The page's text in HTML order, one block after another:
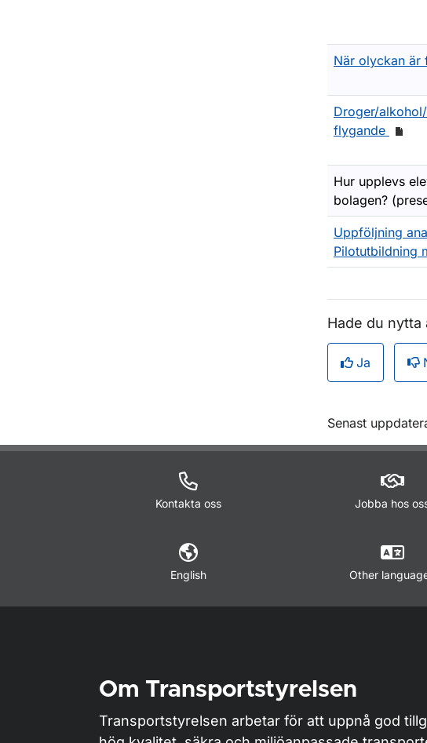
När olyckan är
Droger/
flygande
Hur upplevs
bolagen?
Uppföljning
Pilotutbildning
Hade du nytta
Ja
Om
Senast
Kontakta oss Jobba hos
English Other
Om Transportstyrelsen
Transportstyrelsen arbetar för att uppnå god